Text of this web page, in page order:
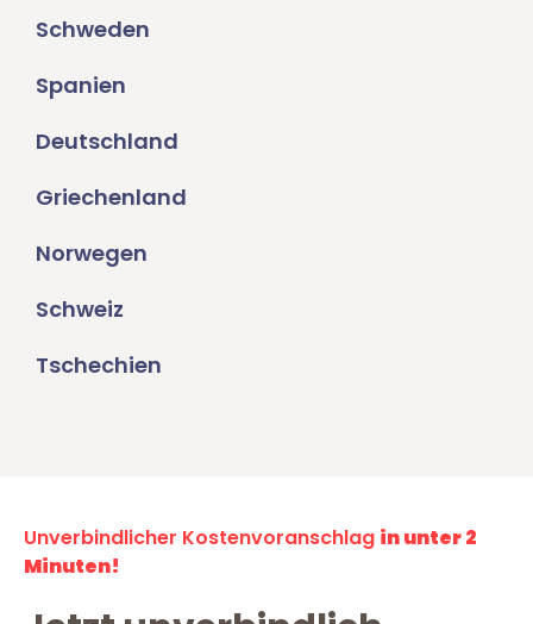
Schweden
Spanien
Deutschland
Griechenland
Norwegen
Schweiz
Tschechien
Unverbindlicher Kostenvoranschlag in unter 2
Minuten!